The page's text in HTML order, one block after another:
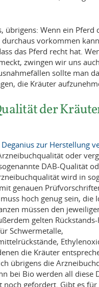
übrigens: Wenn ein Pferd
durchaus vorkommen
das Pferd recht hat.
zwingen wir uns
sollte man
die Kräuter
der
zur Herstellung
oder
DAB-Qualität
wird in
genauen
hoch genug sein, die
müssen den
gelten
Schwermetalle,
die Kräuter
übrigens die
bei Bio werden all diese
noch gefordert. Gibt es für